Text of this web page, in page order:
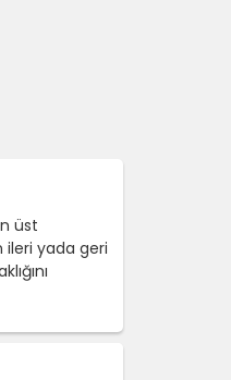
üst
ileri yada geri